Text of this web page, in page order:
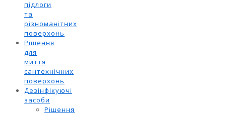
підлоги
та
різноманітних
поверхонь
Рішення
для
миття
сантехнічних
поверхонь
Дезінфікуючі
засоби
Рішення